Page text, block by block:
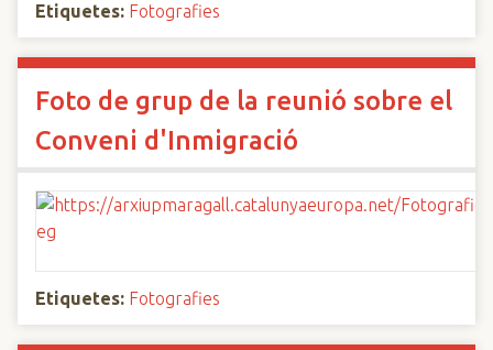
Etiquetes: Fotografies
Foto de grup de la reunió sobre el
Conveni d'Inmigració
Etiquetes: Fotografies